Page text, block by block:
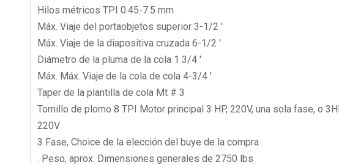
Hilos métricos TPI 0.45-7.5 mm
Máx. Viaje del portaobjetos superior 3-1/2 '
Máx. Viaje de la diapositiva cruzada 6-1/2 '
Diámetro de la pluma de la cola 1 3/4 '
Máx. Máx. Viaje de la cola de cola 4-3/4 '
Taper de la plantilla de cola Mt # 3
Tornillo de plomo 8 TPI Motor principal 3 HP, 220V, una sola fase, o
220V
3 Fase, Choice de la elección del buye de la compra
. Peso, aprox. Dimensiones generales de 2750 lbs